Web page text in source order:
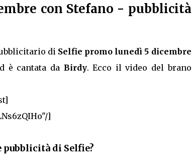
con Stefano - pubblicità
di Selfie promo lunedì 5 dicembre
è cantata da Birdy. Ecco il video del brano
]
di Selfie?